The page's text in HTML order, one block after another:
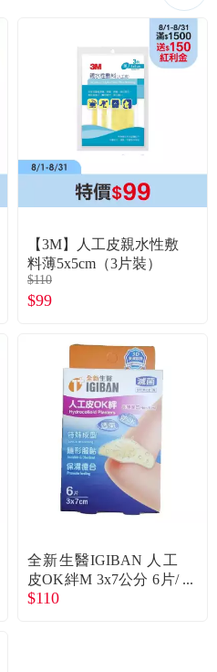
【3M】人工皮親水性敷
料薄5x5cm（3片裝）
$110
$99
全新生醫IGIBAN 人工
皮OK絆M 3x7公分 6片/
盒
$110